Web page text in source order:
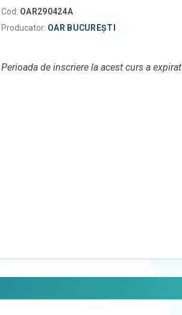
Cod: OAR290424A
Producator: OAR BUCUREȘTI
Perioada de inscriere la acest curs a expirat